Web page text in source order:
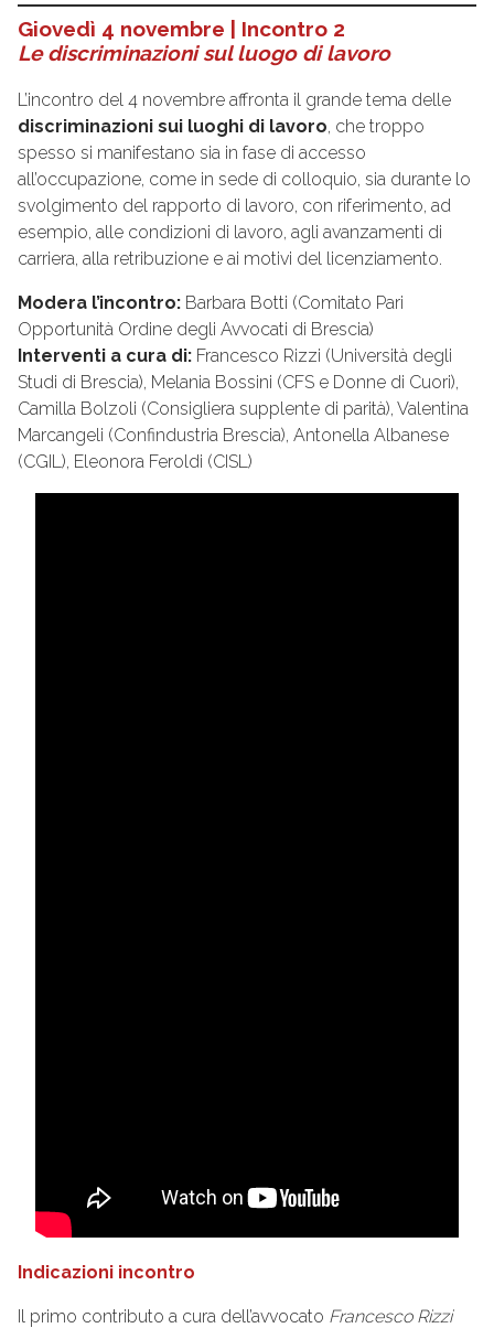
Giovedì 4 novembre | Incontro 2
Le discriminazioni sul luogo di lavoro
L’incontro del 4 novembre affronta il grande tema delle
discriminazioni sui luoghi di lavoro, che troppo
spesso si manifestano sia in fase di accesso
all’occupazione, come in sede di colloquio, sia durante lo
svolgimento del rapporto di lavoro, con riferimento, ad
esempio, alle condizioni di lavoro, agli avanzamenti di
carriera, alla retribuzione e ai motivi del licenziamento.
Modera l’incontro: Barbara Botti (Comitato Pari
Opportunità Ordine degli Avvocati di Brescia)
Interventi a cura di: Francesco Rizzi (Università degli
Studi di Brescia), Melania Bossini (CFS e Donne di Cuori),
Camilla Bolzoli (Consigliera supplente di parità), Valentina
Marcangeli (Confindustria Brescia), Antonella Albanese
(CGIL), Eleonora Feroldi (CISL)
Indicazioni incontro
Il primo contributo a cura dell’avvocato Francesco Rizzi